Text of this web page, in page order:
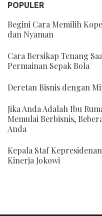
POPULER
Begini Cara Memilih
dan Nyaman
Cara Bersikap Tenang
Permainan Sepak Bola
Deretan Bisnis dengan
Jika Anda Adalah Ibu
Memulai Berbisnis,
Anda
Kepala Staf
Kinerja Jokowi